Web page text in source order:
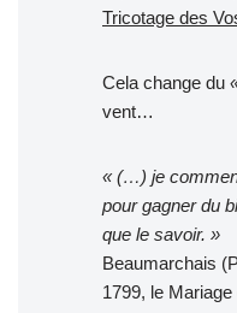
Tricotage des
Cela change du
vent…
« (…) je
pour gagner du
que le savoir. »
Beaumarchais
1799, le